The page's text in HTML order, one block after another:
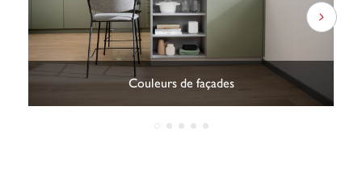
Couleurs de façades